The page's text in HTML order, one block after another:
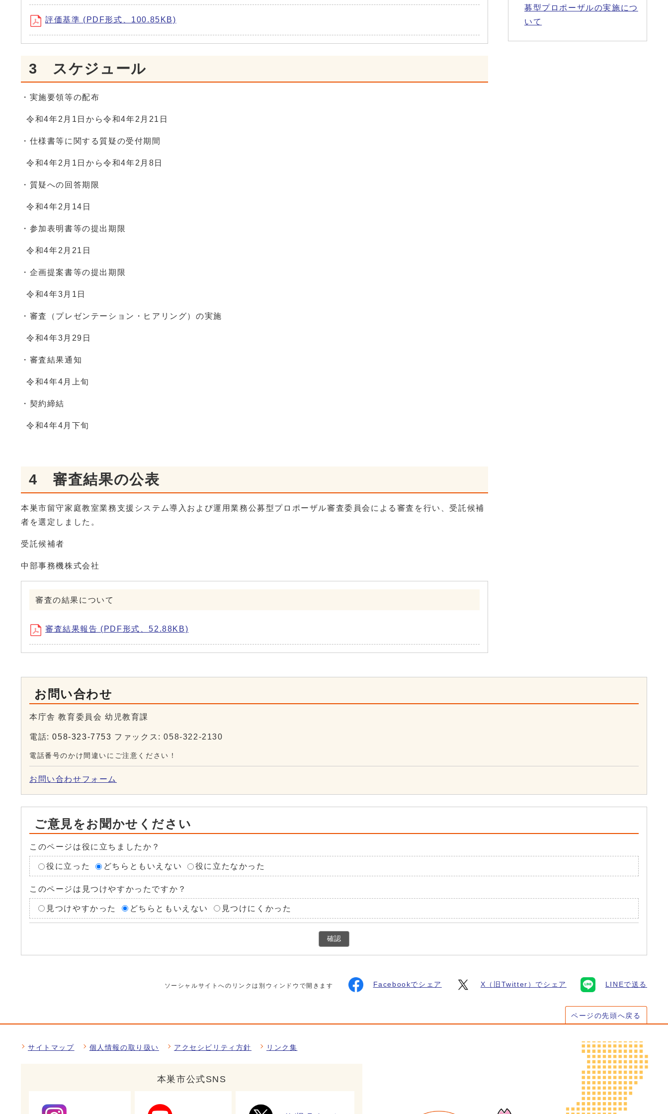
評価基準 (PDF形式、100.85KB)
3 スケジュール
・実施要領等の配布
令和4年2月1日から令和4年2月21日
・仕様書等に関する質疑の受付期間
令和4年2月1日から令和4年2月8日
・質疑への回答期限
令和4年2月14日
・参加表明書等の提出期限
令和4年2月21日
・企画提案書等の提出期限
令和4年3月1日
・審査（プレゼンテーション・ヒアリング）の実施
令和4年3月29日
・審査結果通知
令和4年4月上旬
・契約締結
令和4年4月下旬
4 審査結果の公表
本巣市留守家庭教室業務支援システム導入および運用業務公募型プロポーザル審査委員会による審査を行い、受託候補
者を選定しました。
受託候補者
中部事務機株式会社
審査の結果について
審査結果報告 (PDF形式、52.88KB)
募型プロポーザルの実施につ
いて
お問い合わせ
本庁舎 教育委員会 幼児教育課
電話:058-323-7753 ファックス: 058-322-2130
電話番号のかけ間違いにご注意ください！
お問い合わせフォーム
ご意見をお聞かせください
このページは役に立ちましたか？
役に立った どちらともいえない 役に立たなかった
このページは見つけやすかったですか？
見つけやすかった どちらともいえない 見つけにくかった
確認
ソーシャルサイトへのリンクは別ウィンドウで開きます Facebookでシェア X（旧Twitter）でシェア LINEで送る
ページの先頭へ戻る
サイトマップ 個人情報の取り扱い アクセシビリティ方針 リンク集
本巣市公式SNS